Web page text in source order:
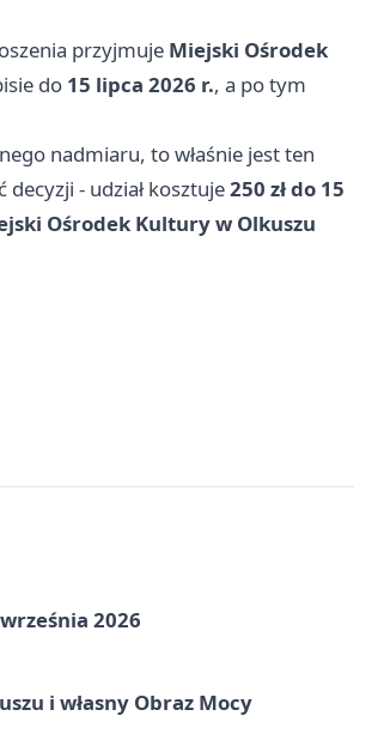
przyjmuje Miejski Ośrodek
do 15 lipca 2026 r., a po tym
nadmiaru, to właśnie jest ten
decyzji - udział kosztuje250 zł do 15
Ośrodek Kultury w Olkuszu
2026
i własny Obraz Mocy